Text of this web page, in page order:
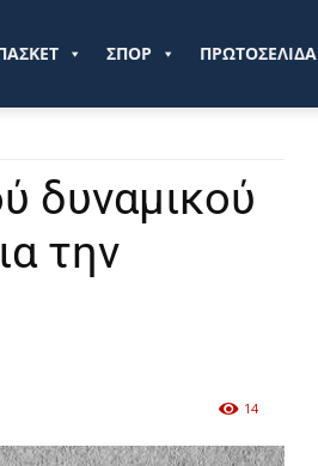
ΣΠΟΡ ΠΡΩΤΟΣΕΛΙΔΑ
δυναμικού
την
14